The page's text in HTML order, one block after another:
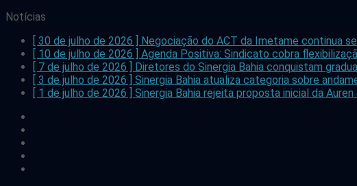
Notícias
[ 30 de julho de 2026 ] Negociação do ACT da Imetame continua
[ 10 de julho de 2026 ] Agenda Positiva: Sindicato cobra
[ 7 de julho de 2026 ] Diretores do Sinergia Bahia conquistam
[ 3 de julho de 2026 ] Sinergia Bahia atualiza categoria sobre
[ 1 de julho de 2026 ] Sinergia Bahia rejeita proposta inicial da